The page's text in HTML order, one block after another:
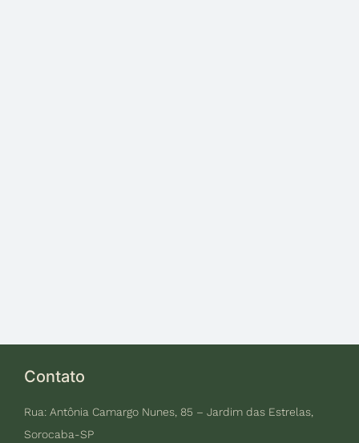
Contato
Rua: Antônia Camargo Nunes, 85 – Jardim das Estrelas,
Sorocaba-SP